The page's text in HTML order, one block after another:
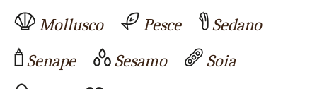
Mollusco
Pesce
Sedano
Senape
Sesamo
Soia